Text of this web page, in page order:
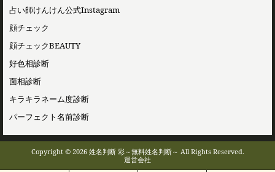
占い師けんけん公式Instagram
顔チェック
顔チェックBEAUTY
好色相診断
面相診断
キラキラネーム度診断
パーフェクト名前診断
Copyright © 2026 姓名判断 彩～無料姓名判断～ All Rights Reserved.
運営会社